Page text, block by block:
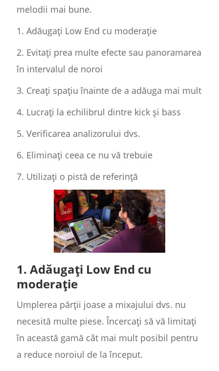
melodii mai bune.
1. Adăugați Low End cu moderație
2. Evitați prea multe efecte sau panoramarea
în intervalul de noroi
3. Creați spațiu înainte de a adăuga mai mult
4. Lucrați la echilibrul dintre kick și bass
5. Verificarea analizorului dvs.
6. Eliminați ceea ce nu vă trebuie
7. Utilizați o pistă de referință
1. Adăugați Low End cu
moderație
Umplerea părții joase a mixajului dvs. nu
necesită multe piese. Încercați să vă limitați
în această gamă cât mai mult posibil pentru
a reduce noroiul de la început.